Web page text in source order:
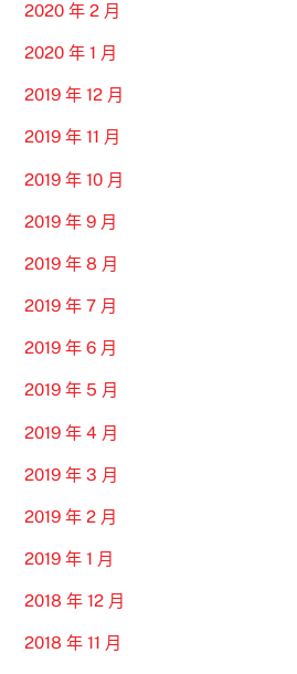
2020 年 2 月
2020 年 1 月
2019 年 12 月
2019 年 11 月
2019 年 10 月
2019 年 9 月
2019 年 8 月
2019 年 7 月
2019 年 6 月
2019 年 5 月
2019 年 4 月
2019 年 3 月
2019 年 2 月
2019 年 1 月
2018 年 12 月
2018 年 11 月